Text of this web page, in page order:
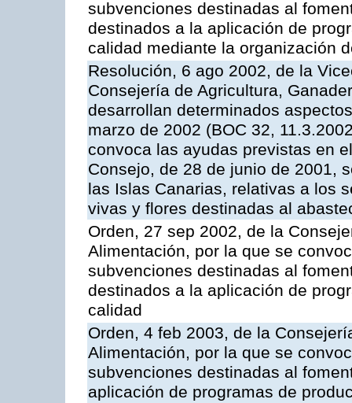
subvenciones destinadas al
destinados a la aplicación de
calidad mediante la organización
Resolución, 6 ago 2002, de la
Consejería de Agricultura,
desarrollan determinados
marzo de 2002 (BOC 32,
convoca las ayudas previstas en
Consejo, de 28 de junio de 2001,
las Islas Canarias, relativas a los
vivas y flores destinadas al
Orden, 27 sep 2002, de la
Alimentación, por la que se
subvenciones destinadas al
destinados a la aplicación de
calidad
Orden, 4 feb 2003, de la
Alimentación, por la que se
subvenciones destinadas al
aplicación de programas de